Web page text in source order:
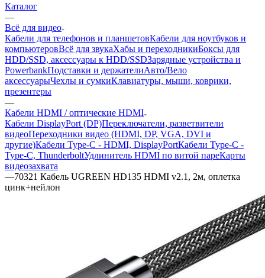
Каталог
—
Всё для видео
Кабели для телефонов и планшетовКабели для ноутбуков и
компьютеровВсё для звукаХабы и переходникиБоксы для
HDD/SSD, аксессуары к HDD/SSDЗарядные устройства и
PowerbankПодставки и держателиАвто/Вело
аксессуарыЧехлы и сумкиКлавиатуры, мыши, коврики,
презентеры
—
Кабели HDMI / оптические HDMI
Кабели DisplayPort (DP)Переключатели, разветвители
видеоПереходники видео (HDMI, DP, VGA, DVI и
другие)Кабели Type-C - HDMI, DisplayPortКабели Type-C -
Type-C, ThunderboltУдлинитель HDMI по витой пареКарты
видеозахвата
—70321 Кабель UGREEN HD135 HDMI v2.1, 2м, оплетка
цинк+нейлон